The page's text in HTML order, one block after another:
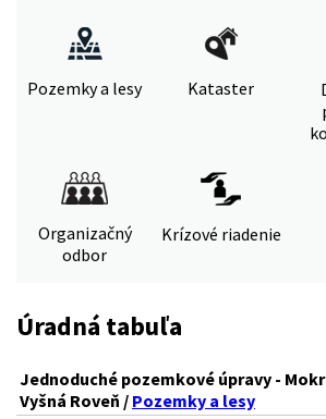
Pozemky a lesy Kataster
Organizačný
odbor
Krízové riadenie
Úradná tabuľa
Jednoduché pozemkové úpravy -
Vyšná Roveň / Pozemky a lesy